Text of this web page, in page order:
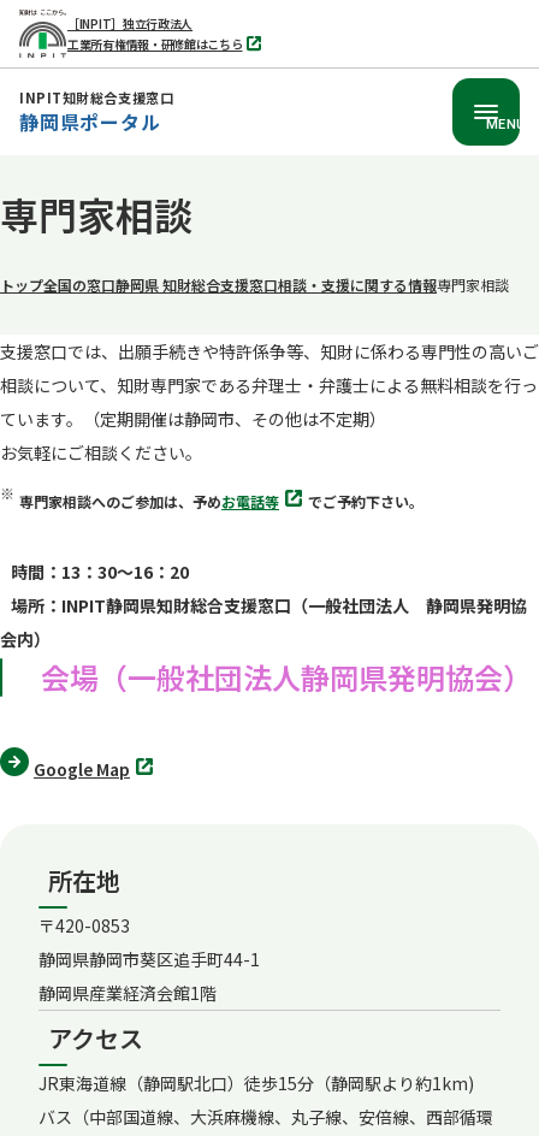
文
へ
［INPIT］独立行政法人
工業所有権情報・研修館はこちら
別
タ
INPIT知財総合支援窓口
静岡県ポータル MENU
専門家相談
トップ全国の窓口静岡県 知財総合支援窓口相談・支援に関する情報専門家相談
支援窓口では、出願手続きや特許係争等、知財に係わる専門性の高いご
相談について、知財専門家である弁理士・弁護士による無料相談を行っ
ています。（定期開催は静岡市、その他は不定期）
お気軽にご相談ください。
専門家相談へのご参加は、予めお電話等 別
開
でご予約下さい。
時間：13：30～16：20
場所：INPIT静岡県知財総合支援窓口（一般社団法人 静岡県発明協
会内）
会場（一般社団法人静岡県発明協会）
Google Map
別
タ
所在地
〒420-0853
静岡県静岡市葵区追手町44-1
静岡県産業経済会館1階
アクセス
JR東海道線（静岡駅北口）徒歩15分（静岡駅より約1km)
バス（中部国道線、大浜麻機線、丸子線、安倍線、西部循環